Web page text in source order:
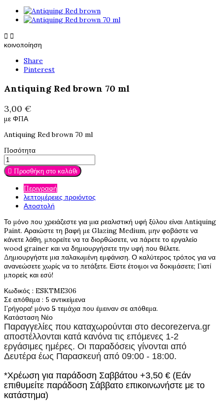
 
κοινοποίηση
Share
Pinterest
Antiquing Red brown 70 ml
3,00 €
με ΦΠΑ
Antiquing Red brown 70 ml
Ποσότητα
 Προσθήκη στο καλάθι
Περιγραφή
λεπτομέρειες προιόντος
Αποστολή
Το μόνο που χρειάζεστε για μια ρεαλιστική υφή ξύλου είναι Antiquing
Paint. Αραιώστε τη βαφή με Glazing Medium, μην φοβάστε να
κάνετε λάθη, μπορείτε να τα διορθώσετε, να πάρετε το εργαλείο
wood grainer και να δημιουργήσετε την υφή που θέλετε.
Δημιουργήστε μια παλαιωμένη εμφάνιση. Ο καλύτερος τρόπος για να
ανανεώσετε χωρίς να το πετάξετε. Είστε έτοιμοι να δοκιμάσετε; Γιατί
μπορείς και εσύ!
Κωδικός : ESKTME306
Σε απόθεμα : 5 αντικείμενα
Γρήγορα! μόνο 5 τεμάχια που έμειναν σε απόθεμα.
Κατάσταση Νέο
Παραγγελίες που καταχωρούνται στο decorezerva.gr
αποστέλλονται κατά κανόνα τις επόμενες 1-2
εργάσιμες ημέρες. Οι παραδόσεις γίνονται από
Δευτέρα έως Παρασκευή από 09:00 - 18:00.
*Χρέωση για παράδοση Σαββάτου +3,50 € (Εάν
επιθυμείτε παράδοση Σάββατο επικοινωνήστε με το
κατάστημα)